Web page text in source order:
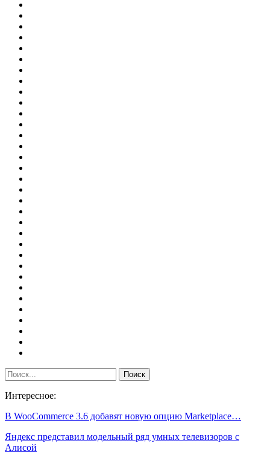
Интересное:
В WooCommerce 3.6 добавят новую опцию Marketplace…
Яндекс представил модельный ряд умных телевизоров с
Алисой